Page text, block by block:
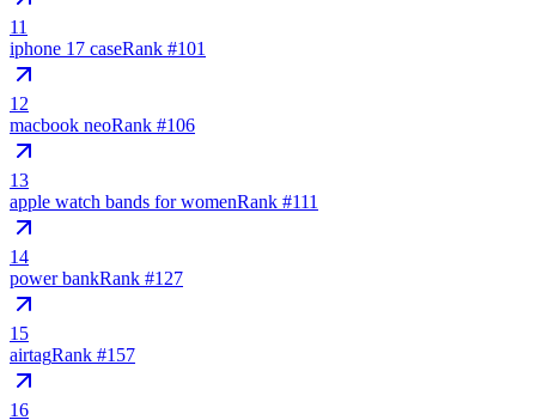
11
iphone 17 caseRank #101
12
macbook neoRank #106
13
apple watch bands for womenRank #111
14
power bankRank #127
15
airtagRank #157
16